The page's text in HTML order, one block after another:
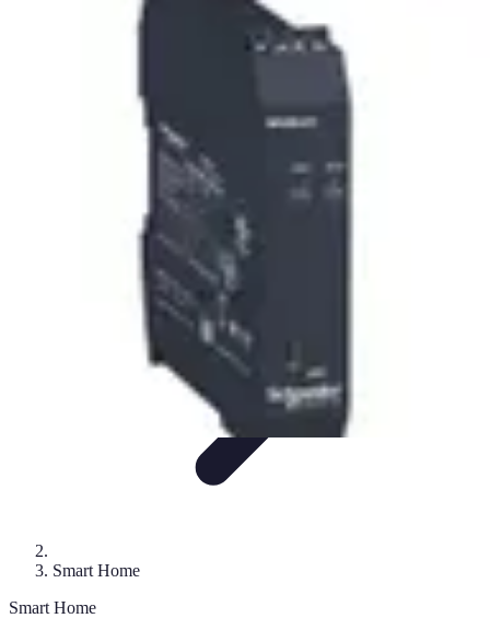
Tecnologia Utilitaria
Salute e Benessere Wearable
Smart Home
Smart Home